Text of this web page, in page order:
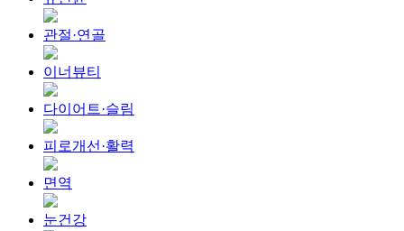
관절·연골
이너뷰티
다이어트·슬림
피로개선·활력
면역
눈건강